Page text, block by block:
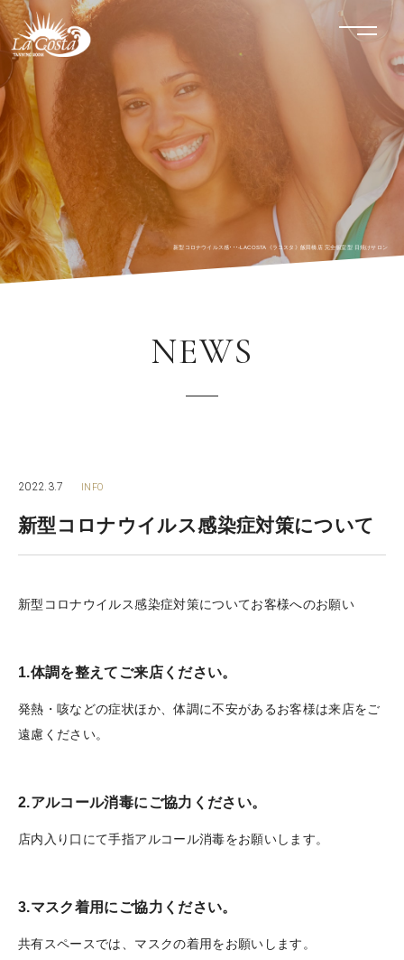
新型コロナウイルス感･･･-LACOSTA《ラコスタ》飯田橋店 完全個室型 日焼けサロン
NEWS
2022.3.7 INFO
新型コロナウイルス感染症対策について
新型コロナウイルス感染症対策についてお客様へのお願い
1.体調を整えてご来店ください。
発熱・咳などの症状ほか、体調に不安があるお客様は来店をご
遠慮ください。
2.アルコール消毒にご協力ください。
店内入り口にて手指アルコール消毒をお願いします。
3.マスク着用にご協力ください。
共有スペースでは、マスクの着用をお願いします。
menu